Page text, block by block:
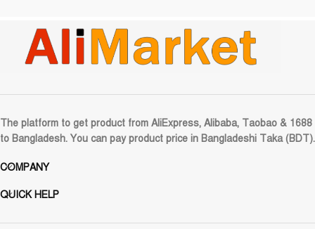
The platform to get product from AliExpress, Alibaba, Taobao & 1688
to Bangladesh. You can pay product price in Bangladeshi Taka (BDT).
COMPANY
QUICK HELP